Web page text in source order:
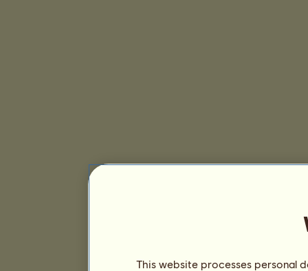
This website processes personal